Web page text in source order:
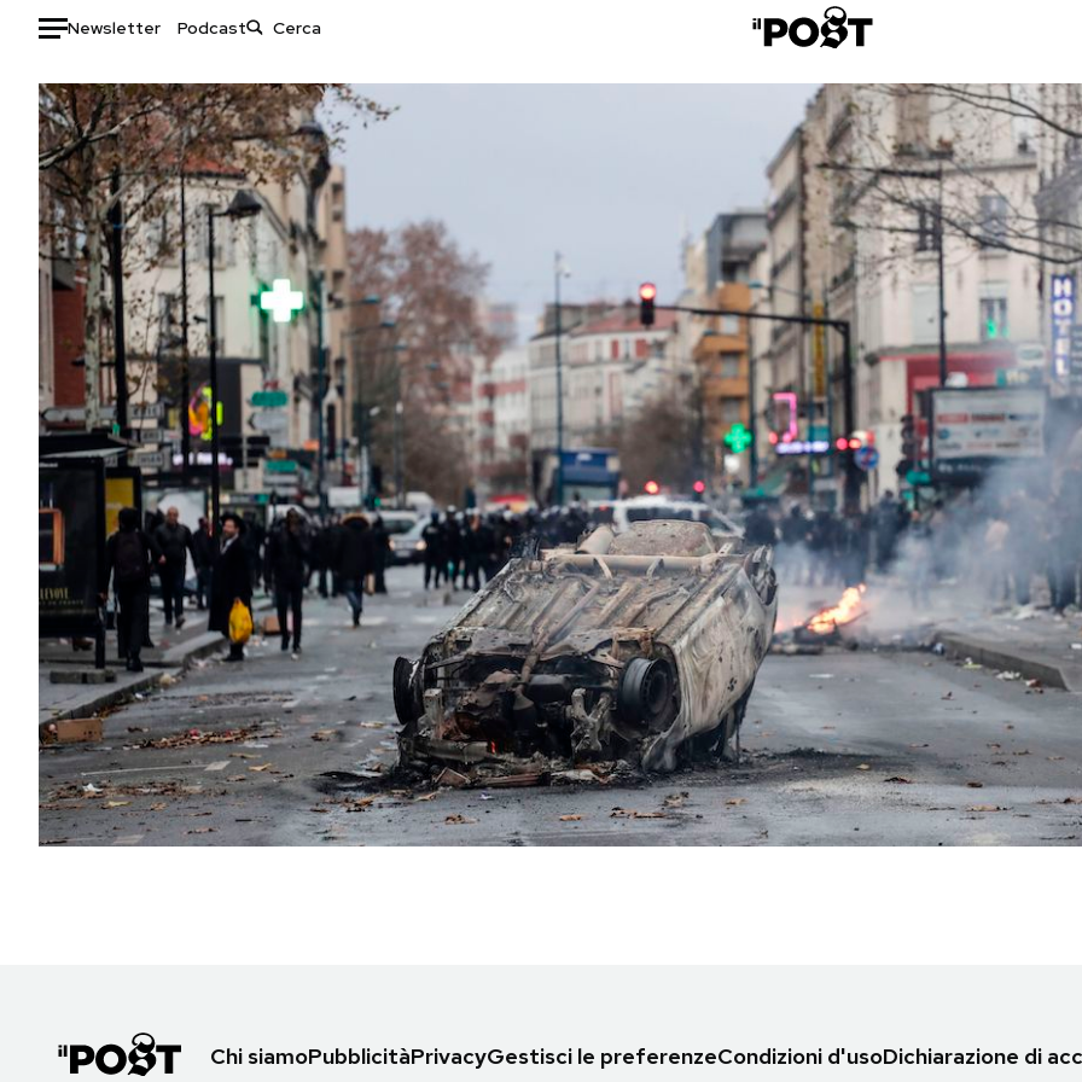
Newsletter Podcast
Auto
HOME
Italia
Mondo
Politica
Tecnologia
Internet
Scienza
Cultura
Economia
Sport
Moda
Libri
Consumismi
Storie/Idee
Ok Boomer!
Media
Europa
Altrecose
Mondiali calcio 2026
PODCAST
NEWSLETTER
I MIEI PREFERITI
SHOP
Area Personale
Newsletter
Chi siamoPubblicitàPrivacyGestisci le preferenzeCondizioni d'usoDichiarazione di